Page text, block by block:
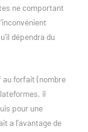
ne comportant
dépendra du
au forfait (nombre
il
pour une
a l’avantage de